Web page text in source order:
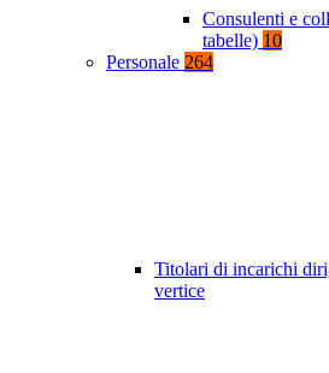
Consulenti e
tabelle) 10
Personale 264
Titolari di incarichi
vertice